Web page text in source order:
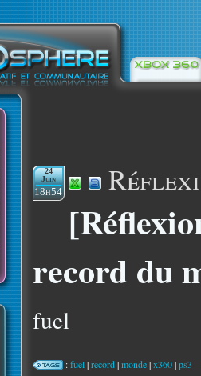
24
Juin
18h54
record du
fuel
:fuel|record|monde|x360|ps3